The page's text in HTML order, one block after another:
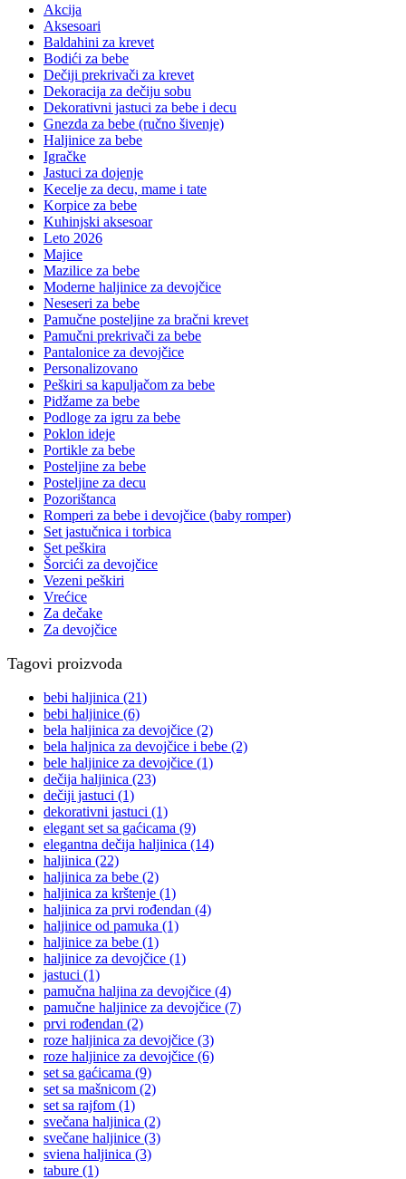
Akcija
Aksesoari
Baldahini za krevet
Bodići za bebe
Dečiji prekrivači za krevet
Dekoracija za dečiju sobu
Dekorativni jastuci za bebe i decu
Gnezda za bebe (ručno šivenje)
Haljinice za bebe
Igračke
Jastuci za dojenje
Kecelje za decu, mame i tate
Korpice za bebe
Kuhinjski aksesoar
Leto 2026
Majice
Mazilice za bebe
Moderne haljinice za devojčice
Neseseri za bebe
Pamučne posteljine za bračni krevet
Pamučni prekrivači za bebe
Pantalonice za devojčice
Personalizovano
Peškiri sa kapuljačom za bebe
Pidžame za bebe
Podloge za igru za bebe
Poklon ideje
Portikle za bebe
Posteljine za bebe
Posteljine za decu
Pozorištanca
Romperi za bebe i devojčice (baby romper)
Set jastučnica i torbica
Set peškira
Šorcići za devojčice
Vezeni peškiri
Vrećice
Za dečake
Za devojčice
Tagovi proizvoda
bebi haljinica (21)
bebi haljinice (6)
bela haljinica za devojčice (2)
bela haljnica za devojčice i bebe (2)
bele haljinice za devojčice (1)
dečija haljinica (23)
dečiji jastuci (1)
dekorativni jastuci (1)
elegant set sa gaćicama (9)
elegantna dečija haljinica (14)
haljinica (22)
haljinica za bebe (2)
haljinica za krštenje (1)
haljinica za prvi rođendan (4)
haljinice od pamuka (1)
haljinice za bebe (1)
haljinice za devojčice (1)
jastuci (1)
pamučna haljina za devojčice (4)
pamučne haljinice za devojčice (7)
prvi rođendan (2)
roze haljinica za devojčice (3)
roze haljinice za devojčice (6)
set sa gaćicama (9)
set sa mašnicom (2)
set sa rajfom (1)
svečana haljinica (2)
svečane haljinice (3)
sviena haljinica (3)
tabure (1)